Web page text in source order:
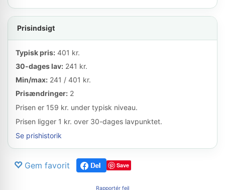
Prisindsigt
Typisk pris: 401 kr.
30-dages lav: 241 kr.
Min/max: 241 / 401 kr.
Prisændringer: 2
Prisen er 159 kr. under typisk niveau.
Prisen ligger 1 kr. over 30-dages lavpunktet.
Se prishistorik
Gem favorit Save
Rapportér fejl